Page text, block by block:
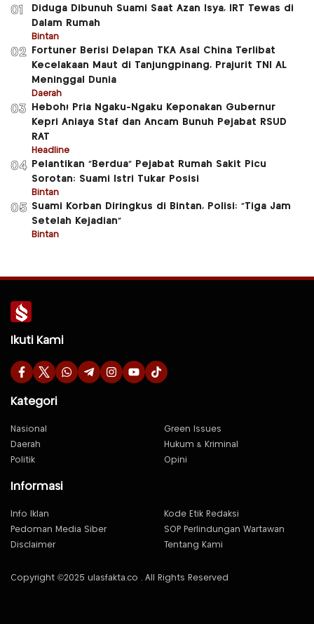
01
Diduga Dibunuh Suami Saat Azan Isya, IRT Tewas di
Dalam Rumah
Bintan
02
Fortuner Berisi Delapan TKA Asal China Terlibat
Kecelakaan Maut di Tanjungpinang, Prajurit TNI AL
Meninggal Dunia
Daerah
03
Heboh! Pria Ngaku-Ngaku Keponakan Gubernur
Kepri Aniaya Staf dan Ancam Bunuh Pejabat RSUD
RAT
Headline
04
Pelantikan “Berdua” Pejabat Rumah Sakit Picu
Sorotan: Suami Istri Tukar Posisi
Bintan
05 Suami Korban Diringkus di Bintan, Polisi: “Tiga Jam
Setelah Kejadian”
Bintan
Ikuti Kami
Kategori
Nasional
Green Issues
Daerah
Hukum & Kriminal
Politik
Opini
Informasi
Info Iklan
Kode Etik Redaksi
Pedoman Media Siber
SOP Perlindungan Wartawan
Disclaimer
Tentang Kami
Copyright ©2025 ulasfakta.co . All Rights Reserved